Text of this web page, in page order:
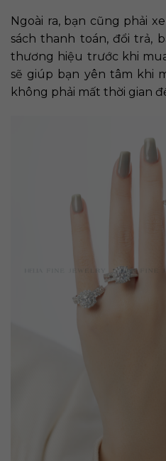
Ngoài ra, bạn cũng phải
sách thanh toán, đổi trả,
thương hiệu trước khi
sẽ giúp bạn yên tâm khi
không phải mất thời gian